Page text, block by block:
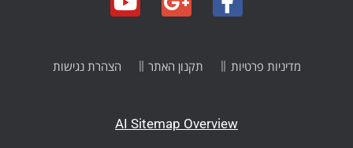
AI Sitemap Overview
מדיניות פרטיות תקנון האתר הצהרת נגישות